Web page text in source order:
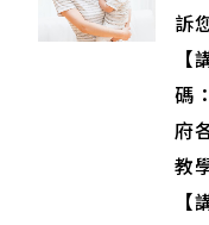
訴
【
碼
府
教
【